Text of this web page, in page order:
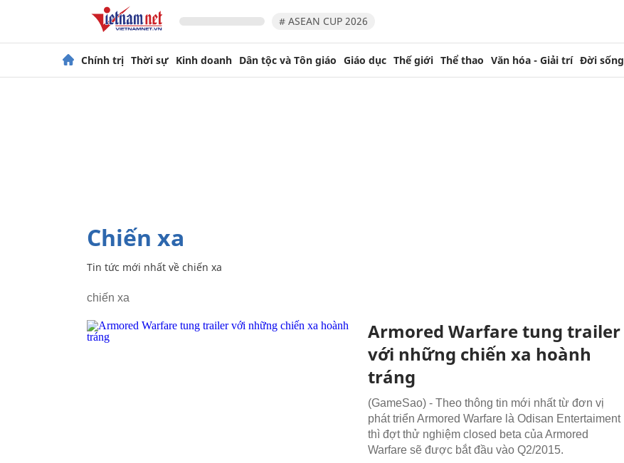
# ASEAN CUP 2026
Chính trị Thời sự Kinh doanh Dân tộc và Tôn giáo Giáo dục Thế giới Thể thao Văn hóa - Giải trí Đời sống
chiến xa
Tin tức mới nhất về chiến xa
chiến xa
Armored Warfare tung trailer
với những chiến xa hoành
tráng
(GameSao) - Theo thông tin mới nhất từ đơn vị
phát triển Armored Warfare là Odisan Entertaiment
thì đợt thử nghiệm closed beta của Armored
Warfare sẽ được bắt đầu vào Q2/2015.